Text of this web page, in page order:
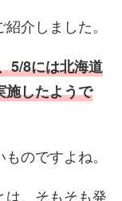
介しました。
5/8には北海道
施したようで
のですよね。
は、そもそも発